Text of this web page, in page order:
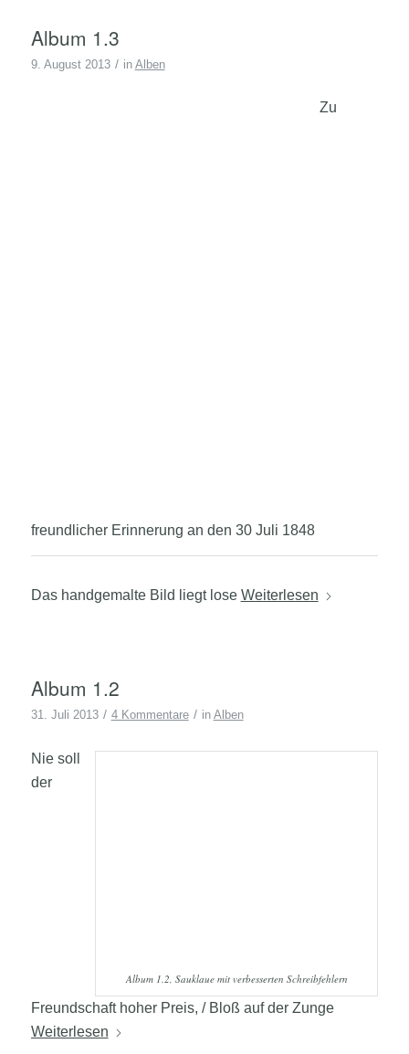
Album 1.3
9. August 2013 / in Alben
Zu
freundlicher Erinnerung an den 30 Juli 1848
Das handgemalte Bild liegt lose Weiterlesen
Album 1.2
31. Juli 2013 / 4 Kommentare / in Alben
Album 1.2, Sauklaue mit verbesserten Schreibfehlern
Nie soll
der
Freundschaft hoher Preis, / Bloß auf der Zunge
Weiterlesen